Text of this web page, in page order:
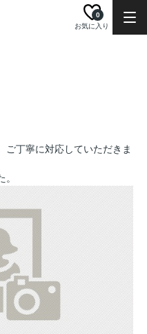
お気に入り
0
ご丁寧に対応していただきま